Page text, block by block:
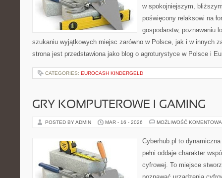
w spokojniejszym,
poświęcony relaksowi na
gospodarstw, poznawaniu
szukaniu wyjątkowych miejsc zarówno w Polsce, jak i w innych
strona jest przedstawiona jako blog o agroturystyce w Polsce i
CATEGORIES: EUROCASH KINDERGELD
GRY KOMPUTEROWE I GAMING
POSTED BY ADMIN MAR - 16 - 2026 MOŻLIWOŚĆ
Cyberhub.pl to
pełni oddaje charakter
cyfrowej. To miejsce